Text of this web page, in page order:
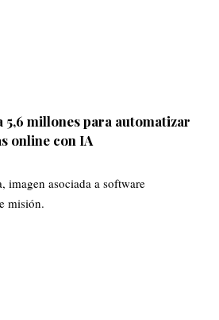
5,6 millones para automatizar
online con IA